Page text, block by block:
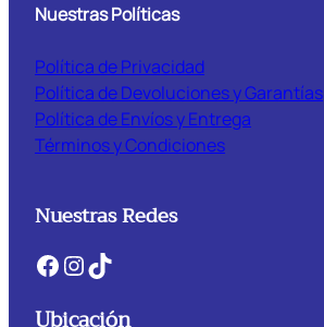
Nuestras Políticas
Política de Privacidad
Política de Devoluciones y Garantías
Política de Envíos y Entrega
Términos y Condiciones
Nuestras Redes
Facebook InstagramTikTok